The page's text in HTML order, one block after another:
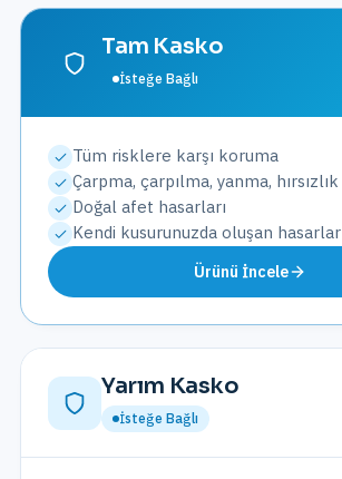
Tam Kasko
İsteğe Bağlı
Tüm risklere karşı koruma
Çarpma, çarpılma, yanma, hırsızlık
Doğal afet hasarları
Kendi kusurunuzda oluşan hasarlar
Ürünü İncele
Yarım Kasko
İsteğe Bağlı